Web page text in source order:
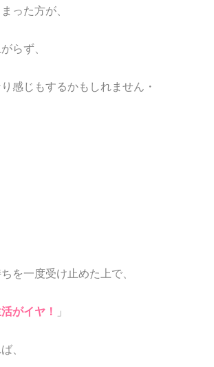
った方が、
らず、
感じもするかもしれません・
を一度受け止めた上で、
がイヤ！ 」
、